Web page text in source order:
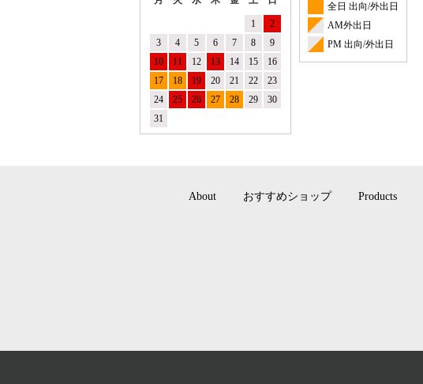
1
2
3
4 5 6 7 8
9
10
11 12 13 14 15
16
17
18 19 20 21 22
23
24
25 26 27 28 29
30
31
全日 出向/外出日
AM外出日
PM 出向/外出日
About おすすめショップ Products